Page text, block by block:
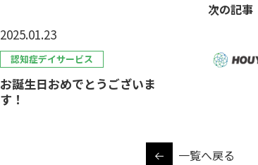
2025.01.23
認知症デイサービス
お誕生日おめでとうございま
す！
次の記事
一覧へ戻る